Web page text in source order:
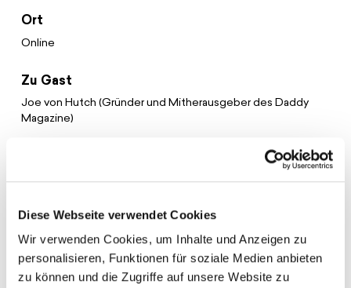
Diese Webseite verwendet Cookies
Wir verwenden Cookies, um Inhalte und Anzeigen zu
personalisieren, Funktionen für soziale Medien anbieten
zu können und die Zugriffe auf unsere Website zu
Suche
Kontakt
Datenschutz
Impressum
Ort
Online
Zu Gast
Joe von Hutch (Gründer und Mitherausgeber des Daddy
Magazine)
Muhamed Beganović (Herausgeber und Chefredakteur des
Im Rahmen der Medienakademie M.AKA diskutieren